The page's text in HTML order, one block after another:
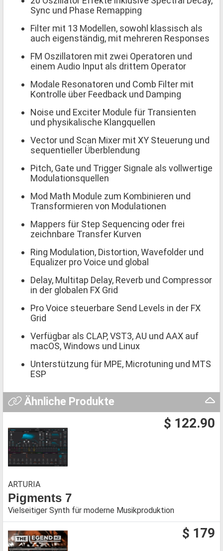
Sync und Phase Remapping
Filter mit 13 Modellen, sowohl klassisch als
auch eigenständig, mit mehreren Responses
FM Oszillatoren mit zwei Operatoren und
einem Audio Input als drittem Operator
Modale Resonatoren und Comb Filter mit
Kontrolle über Feedback und Damping
Noise und Exciter Module für Transienten
und physikalische Klangquellen
Vector und Scan Mixer mit XY Steuerung und
sequentieller Überblendung
Pitch, Gate und Trigger Signale als vollwertige
Modulationsquellen
Mod Math Module zum Kombinieren und
Transformieren von Modulationen
Mappers für Step Sequencing oder frei
zeichnbare Transfer Kurven
Ring Modulation, Distortion, Wavefolder und
Equalizer pro Voice und global
Delay, Multitap Delay, Reverb und Compressor
in der globalen FX Grid
Pro Voice steuerbare Send Levels in der FX
Grid
Verfügbar als CLAP, VST3, AU und AAX auf
macOS, Windows und Linux
Unterstützung für MPE, Microtuning und MTS
ESP
Ähnliche Produkte
$ 122.90
ARTURIA
Pigments 7
Vielseitiger Synth für moderne Musikproduktion
$ 179